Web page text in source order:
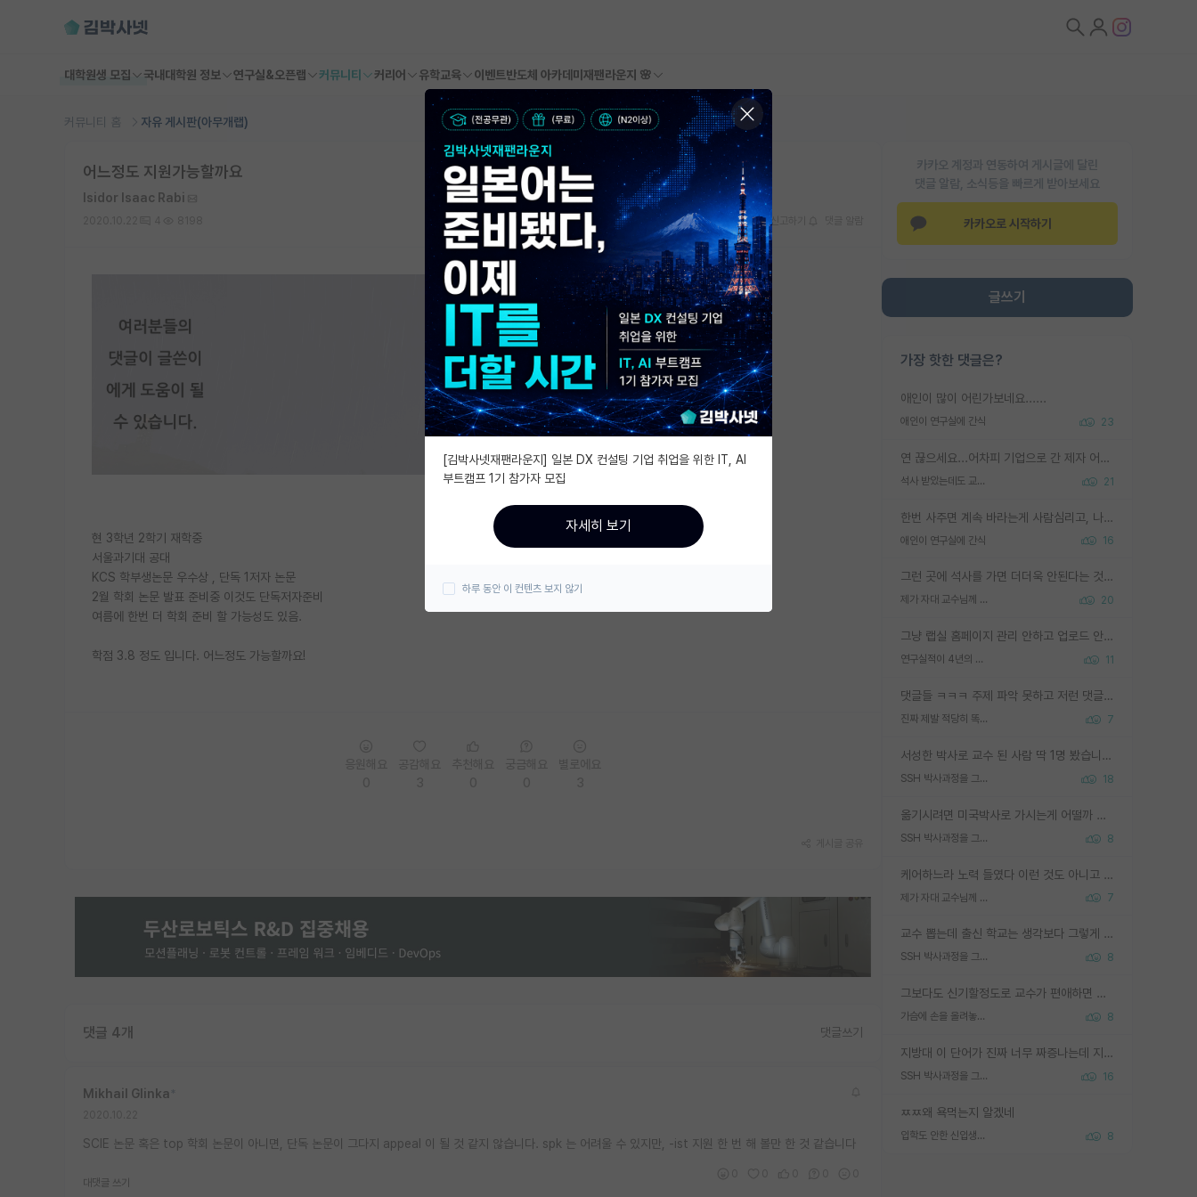
대학원생 모집 국내대학원 정보 연구실&오픈랩 커뮤니티 커리어 유학교육 이벤트반도체 아카데미 재팬라운지 🌸
커뮤니티 홈 자유 게시판(아무개랩)
카카오 계정과 연동하여 게시글에 달린
댓글 알람, 소식등을 빠르게 받아보세요
카카오로 시작하기
글쓰기
가장 핫한 댓글은?
애인이 많이 어린가보네요......
애인이 연구실에 간식 23
연 끊으세요...어차피 기업으로 간 제자 어떻게 못합니다. 기업에서는 교수들 사기꾼으로 보는 시선도 강하고, 앞에서나 교수님하고 떠받들어주지 많이 무시합니다. 영향력도 0에 수렴합니다. 그리고 생각해보십시오. 석사로 기업간 제자가 무슨 힘이 있다고 과제를 달라고 합니까? 말만 교수지 무능력자라고 생각합니다. 세금이 아깝습니다.
석사 받았는데도 교수랑 연락한다. 21
한번 사주면 계속 바라는게 사람심리고, 나중에 안사주면 말이 나옵니다. 그리고 작성자분 커플이 한번 그런 행동을 하면, 선례로 남아 이상하게도 문화로 자리잡을수도 있습니다. 애꿎은 다른 학생들은 생각도 안했는데, 간식을 사가야하는 피해를 볼 수 있습니다. 다 경험에서 우러나온 댓글입니다... 제발 이상한 선례를 만들지 마세요.
애인이 연구실에 간식 16
그런 곳에 석사를 가면 더더욱 안된다는 것을 깨달으시면 된겁니다!
제가 자대 교수님께 무례하게 행동한 걸까요? 20
그냥 랩실 홈페이지 관리 안하고 업로드 안한거 아님?
연구실적이 4년의 공백이 있는거 어떻게 생각하냐 11
댓글들 ㅋㅋㅋ 주제 파악 못하고 저런 댓글들을 쓰네. 조직에 인간이 얼마나 중요한데 걱정될 수도 있지 ㅋㅋ 본인들은 퍽이나 잘하나봐 ? 현실은 남들한테 욕 안 먹는 1인분만 하는 것도 힘들텐데 ?
진짜 제발 적당히 똑똑한 박사과정이라도 위에 있었으면.. 7
서성한 박사로 교수 된 사람 딱 1명 봤습니다. 근데 지방대 박사로 교수된 거는 기적이 일어나야되요. 서성한 학부부터여도 빡센게 교수임용일텐데 지방대박사로 무슨 교수가 되나요...... 중소기업/중견기업 팀장급/연구소장급이나 될거 같네요.
SSH 박사과정을 그만두고 지방대 박사로 옮기면 교수의 꿈은 끝일까요? 18
옮기시려면 미국박사로 가시는게 어떨까 싶네요. 교수가 꿈이면 미국박사 하고 미국교수 까지 같이 노리시는게 기회가 많지 않을까요?
SSH 박사과정을 그만두고 지방대 박사로 옮기면 교수의 꿈은 끝일까요? 8
케어하느라 노력 들였다 이런 것도 아니고 뭔 기술을 들고 튀어요... 학부생한테 알려준 걸 '기술 들고 튄다' 정도로 표현할 정도의 집단이면 얼마나 그 연구의 깊이가 얕은건가요?
제가 자대 교수님께 무례하게 행동한 걸까요? 7
교수 뽑는데 출신 학교는 생각보다 그렇게 안 봄. 앞으로는 더 안 보게 될거임. 박사는 어디서 진행해도 됨. 단, 제대로 쌓고 좋은 실적 만들 수 있다면. 그런데 지방대는 그럴 가능성이 지극히 낮음. 나만 열심히 잘 하면 된다? 인간은 주변 환경에 지배되는 나약한 존재임. 주변의 지방대 대학원생과 섞이고 지방 특유의 여유로움 또는 나쁘게 얘기해서 나태함에 젖어 살다보면 교수의 꿈 자체를 잊어버리게 될 가능성도 있음. 주변 환경이 70~80%임.
SSH 박사과정을 그만두고 지방대 박사로 옮기면 교수의 꿈은 끝일까요? 8
그보다도 신기할정도로 교수가 편애하면 그사람만 논문이 되더라구요 내용이 다른 사람보다 허접해도요
가슴에 손을 올려놓고 싫어하는 사람 불공정하게 리뷰 8
지방대 이 단어가 진짜 너무 짜증나는데 지방대면 다 그냥 쓰레기인가요? 무슨 말 같지도 않은 댓글들이 있는건지??? 지방에도 충분히 좋은 대학 많고 충분히 잘하는 교수님들 많습니다 포항공대 4개 IST 대표 지거국들 여기 모두 다 지방에 있고 여기 출신들 중에 교수하는 분들 적지 않습니다 지거국 출신이 무슨 교수를 하냐?라고 생각할 사람들 많은데 상위 대표 지거국에 아웃라이어들 많습니다 결국 개인의 연구역량과 실적이 중요합니다 이 역량을 펼치는데 있어서 지도교수와의 합도 중요합니다. 그리고 경력이 필요하면 해외포닥까지 다녀오세요
SSH 박사과정을 그만두고 지방대 박사로 옮기면 교수의 꿈은 끝일까요? 16
ㅉㅉ왜 욕먹는지 알겠네
입학도 안한 신입생이 원래 관심을 받나요 8
어느정도 지원가능할까요
Isidor Isaac Rabi
스크랩 신고하기
현 3학년 2학기 재학중
서울과기대 공대
KCS 학부생논문 우수상 , 단독 1저자 논문
2월 학회 논문 발표 준비중 이것도 단독저자준비
여름에 한번 더 학회 준비 할 가능성도 있음.
학점 3.8 정도 입니다. 어느정도 가능할까요!
댓글 4개 댓글쓰기
Mikhail Glinka
SCIE 논문 혹은 top 학회 논문이 아니면, 단독 논문이 그다지 appeal 이 될 것 같지 않습니다. spk 는 어려울 수 있지만, -ist 지원 한 번 해 볼만 한 것 같습니다
대댓글 쓰기
[김박사넷재팬라운지] 일본 DX 컨설팅 기업 취업을 위한 IT, AI
부트캠프 1기 참가자 모집
자세히 보기
하루 동안 이 컨텐츠 보지 않기